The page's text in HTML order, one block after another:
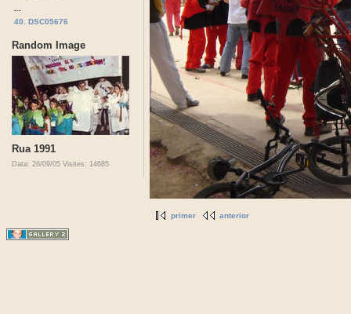
40. DSC05676
Random Image
Rua 1991
Data: 26/09/05 Visites: 14685
primer anterior